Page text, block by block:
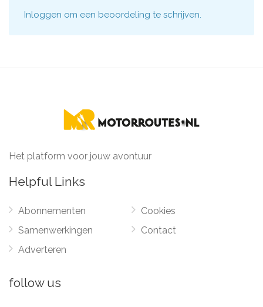
Inloggen om een beoordeling te schrijven.
Het platform voor jouw avontuur
Helpful Links
Abonnementen
Samenwerkingen
Adverteren
Cookies
Contact
follow us